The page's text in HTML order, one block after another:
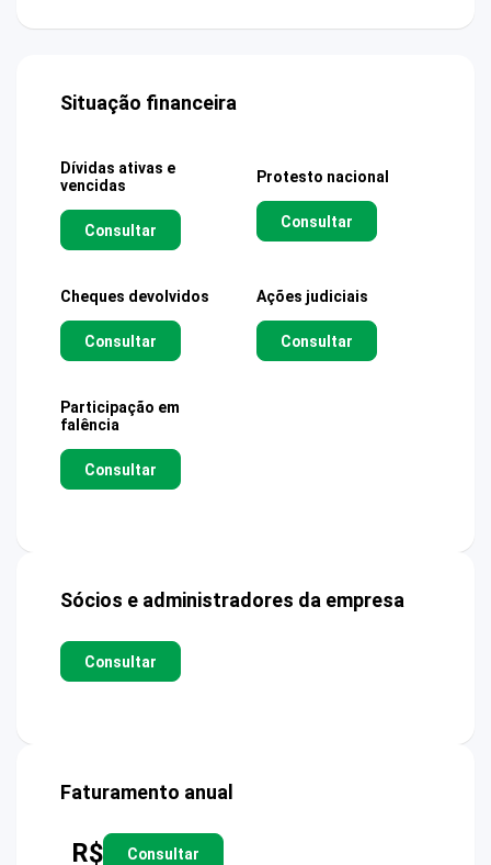
Situação financeira
Dívidas ativas e
vencidas
Consultar
Protesto nacional
Consultar
Cheques devolvidos
Consultar
Ações judiciais
Consultar
Participação em
falência
Consultar
Sócios e administradores da empresa
Consultar
Faturamento anual
R$ Consultar